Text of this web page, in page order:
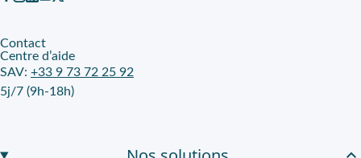
Contact
Centre d’aide
SAV: +33 9 73 72 25 92
5j/7 (9h-18h)